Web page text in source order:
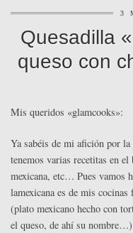
3
Quesadilla
queso con
Mis queridos «glamcooks»:
Ya sabéis de mi afición por
tenemos varias recetitas en
mexicana, etc… Pues vamos
lamexicana es de mis
(plato mexicano hecho con
el queso, de ahí su